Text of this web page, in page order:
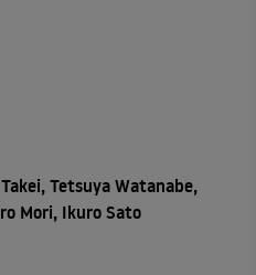
Tetsuya Watanabe,
Mori, Ikuro Sato